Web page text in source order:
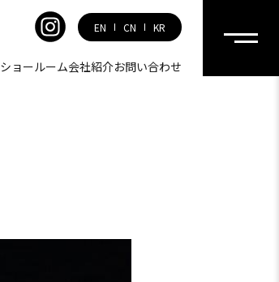
EN CN KR
ショールーム会社紹介お問い合わせ